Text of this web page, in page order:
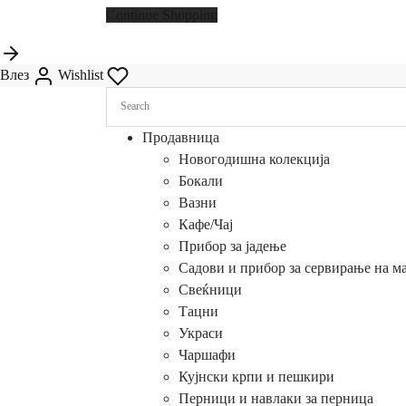
Влез Wishlist
Продавница
Новогодишна колекција
Бокали
Вазни
Кафе/Чај
Прибор за јадење
Садови и прибор за сервирање на
Свеќници
Тацни
Украси
Чаршафи
Кујнски крпи и пешкири
Перници и навлаки за перница